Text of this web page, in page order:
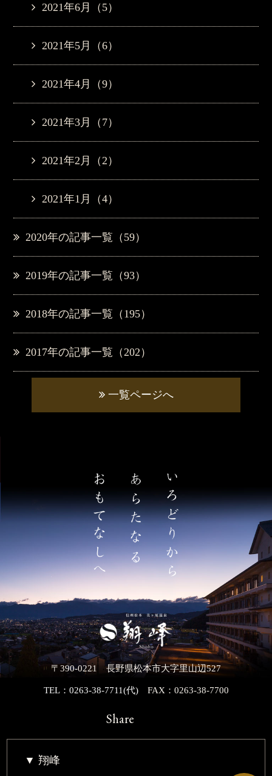
2021年6月（5）
2021年5月（6）
2021年4月（9）
2021年3月（7）
2021年2月（2）
2021年1月（4）
2020年の記事一覧（59）
2019年の記事一覧（93）
2018年の記事一覧（195）
2017年の記事一覧（202）
一覧ページへ
〒390-0221 長野県松本市大字里山辺527
TEL：0263-38-7711(代)FAX：0263-38-7700
Share
翔峰